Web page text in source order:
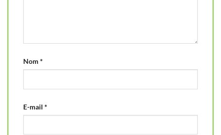
Nom *
E-mail *